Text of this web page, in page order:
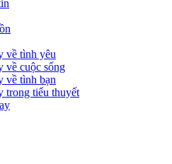
về tình yêu
về cuộc sống
về tình bạn
trong tiểu thuyết